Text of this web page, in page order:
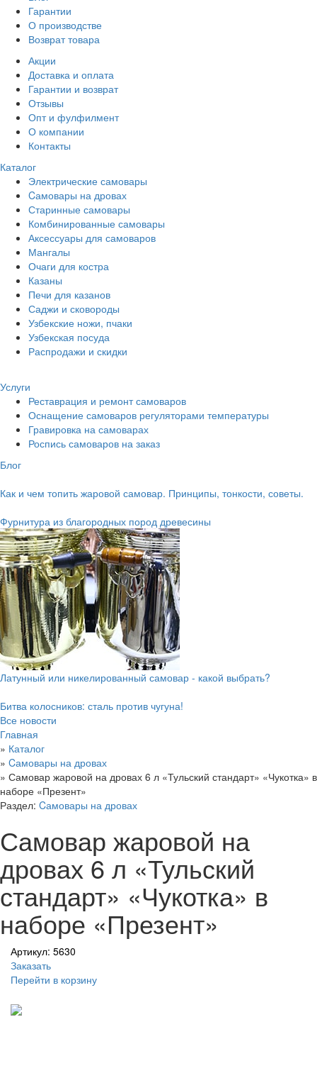
Гарантии
О производстве
Возврат товара
Акции
Доставка и оплата
Гарантии и возврат
Отзывы
Опт и фулфилмент
О компании
Контакты
Каталог
Электрические самовары
Cамовары на дровах
Старинные самовары
Комбинированные самовары
Аксессуары для самоваров
Мангалы
Очаги для костра
Казаны
Печи для казанов
Саджи и сковороды
Узбекские ножи, пчаки
Узбекская посуда
Распродажи и скидки
Услуги
Реставрация и ремонт самоваров
Оснащение самоваров регуляторами температуры
Гравировка на самоварах
Роспись самоваров на заказ
Блог
Как и чем топить жаровой самовар. Принципы, тонкости, советы.
Фурнитура из благородных пород древесины
Латунный или никелированный самовар - какой выбрать?
Битва колосников: сталь против чугуна!
Все новости
Главная
» Каталог
» Cамовары на дровах
» Самовар жаровой на дровах 6 л «Тульский стандарт» «Чукотка» в
наборе «Презент»
Раздел: Cамовары на дровах
Самовар жаровой на
дровах 6 л «Тульский
стандарт» «Чукотка» в
наборе «Презент»
Артикул: 5630
Заказать
Перейти в корзину